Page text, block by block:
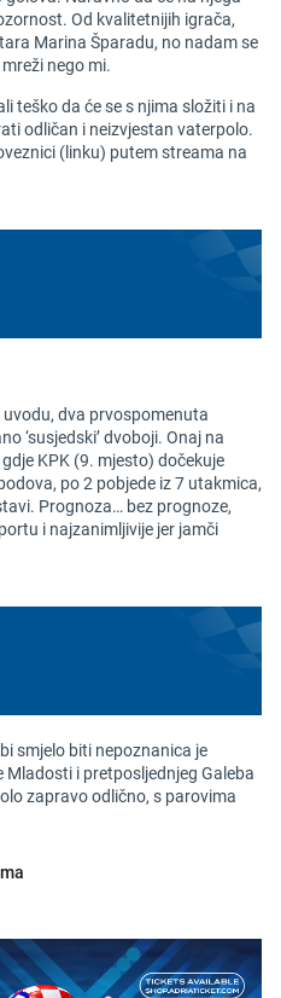
Od kvalitetnijih igrača,
Marina Šparadu, no nadam se
nego mi.
teško da će se s njima složiti i na
odličan i neizvjestan vaterpolo.
(linku) putem streama na
dva prvospomenuta
‘susjedski’ dvoboji. Onaj na
KPK (9. mjesto) dočekuje
po 2 pobjede iz 7 utakmica,
Prognoza… bez prognoze,
i najzanimljivije jer jamči
smjelo biti nepoznanica je
i pretposljednjeg Galeba
zapravo odlično, s parovima